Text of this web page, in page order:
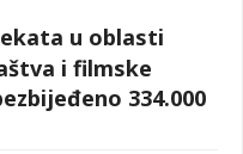
u oblasti
i filmske
334.000